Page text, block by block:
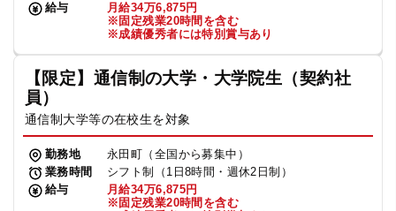
給与
月給34万6,875円
※固定残業20時間を含む
※成績優秀者には特別賞与あり
【限定】通信制の大学・大学院生（契約社
員）
通信制大学等の在校生を対象
勤務地
永田町（全国から募集中）
業務時間
シフト制（1日8時間・週休2日制）
給与
月給34万6,875円
※固定残業20時間を含む